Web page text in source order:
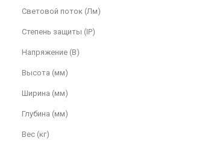
Световой поток (Лм)
Степень защиты (IP)
Напряжение (В)
Высота (мм)
Ширина (мм)
Глубина (мм)
Вес (кг)